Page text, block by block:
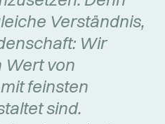
Verständnis,
Wir
Wert von
feinsten
sind.